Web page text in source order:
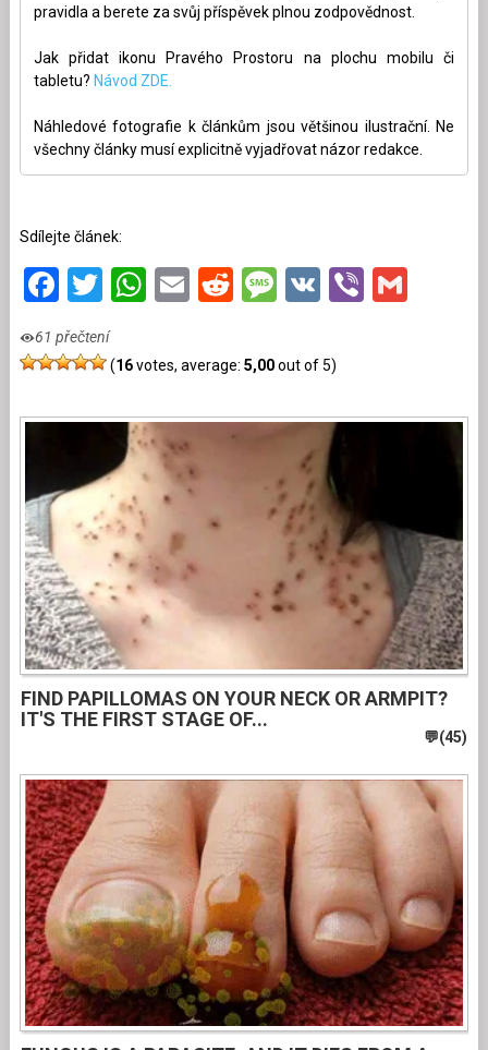
pravidla a berete za svůj příspěvek plnou zodpovědnost.
Jak přidat ikonu Pravého Prostoru na plochu mobilu či
tabletu? Návod ZDE.
Náhledové fotografie k článkům jsou většinou ilustrační. Ne
všechny články musí explicitně vyjadřovat názor redakce.
Sdílejte článek:
Facebook
TwitterWhatsApp
EmailRedditMessage
VK Viber
61 přečtení
(16votes, average: 5,00out of 5)
FIND PAPILLOMAS ON YOUR NECK OR ARMPIT?
IT'S THE FIRST STAGE OF...